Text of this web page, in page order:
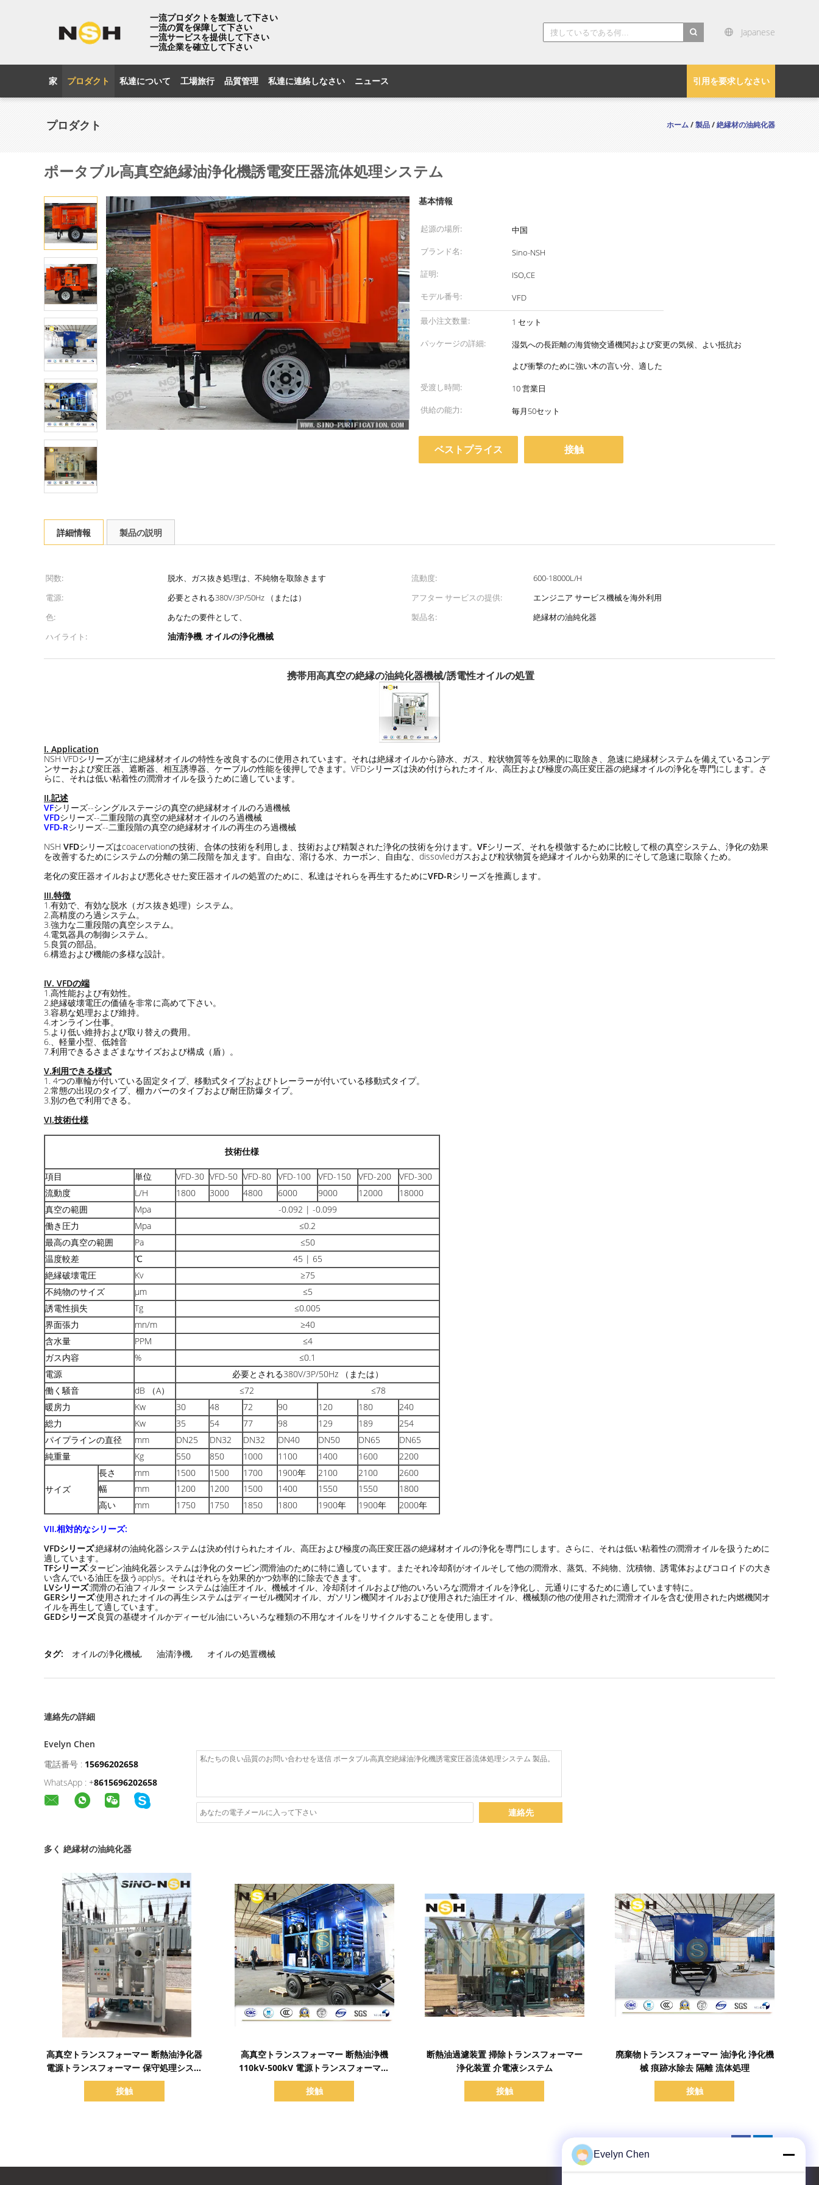
一流プロダクトを製造して下さい
一流の質を保障して下さい
一流サービスを提供して下さい
一流企業を確立して下さい
Japanese
引用を要求しなさい
家 プロダクト 私達について 工場旅行 品質管理 私達に連絡しなさい ニュース
プロダクト ホーム/製品/絶縁材の油純化器
ポータブル高真空絶縁油浄化機誘電変圧器流体処理システム
基本情報
起源の場所:
中国
ブランド名:
Sino-NSH
証明:
ISO,CE
モデル番号:
VFD
最小注文数量:
1 セット
パッケージの詳細:
湿気への長距離の海貨物交通機関および変更の気候、よい抵抗お
よび衝撃のために強い木の言い分、適した
受渡し時間:
10 営業日
供給の能力:
毎月50セット
ベストプライス 接触
詳細情報 製品の説明
関数: 脱水、ガス抜き処理は、不純物を取除きます 流動度:
600-18000L/H
電源:
必要とされる380V/3P/50Hz （または） アフター サービスの提供:
エンジニア サービス機械を海外利用
色:
あなたの要件として、 製品名:
絶縁材の油純化器
ハイライト:
油清浄機, オイルの浄化機械
携帯用高真空の絶縁の油純化器機械/誘電性オイルの処置
I. Application
NSH VFDシリーズが主に絶縁材オイルの特性を改良するのに使用されています。それは絶縁オイルから跡水、ガス、粒状物質等を効果的に取除き、急速に絶縁材システムを備えているコンデ
ンサーおよび変圧器、遮断器、相互誘導器、ケーブルの性能を後押しできます。VFDシリーズは決め付けられたオイル、高圧および極度の高圧変圧器の絶縁オイルの浄化を専門にします。さ
らに、それは低い粘着性の潤滑オイルを扱うために適しています。
II.記述
VFシリーズ--シングルステージの真空の絶縁材オイルのろ過機械
VFDシリーズ--二重段階の真空の絶縁材オイルのろ過機械
VFD-Rシリーズ--二重段階の真空の絶縁材オイルの再生のろ過機械
NSH VFDシリーズはcoacervationの技術、合体の技術を利用しま、技術および精製された浄化の技術を分けます。 VFシリーズ、それを模倣するために比較して根の真空システム、浄化の効果
を改善するためにシステムの分離の第二段階を加えます。自由な、溶ける水、カーボン、自由な、dissovledガスおよび粒状物質を絶縁オイルから効果的にそして急速に取除くため。
老化の変圧器オイルおよび悪化させた変圧器オイルの処置のために、私達はそれらを再生するためにVFD-Rシリーズを推薦します。
III.特徴
1.有効で、有効な脱水（ガス抜き処理）システム。
2.高精度のろ過システム。
3.強力な二重段階の真空システム。
4.電気器具の制御システム。
5.良質の部品。
6.構造および機能の多様な設計。
IV. VFDの端
1.高性能および有効性。
2.絶縁破壊電圧の価値を非常に高めて下さい。
3.容易な処理および維持。
4.オンライン仕事。
5.より低い維持および取り替えの費用。
6.、軽量小型、低雑音
7.利用できるさまざまなサイズおよび構成（盾）。
V.利用できる様式
1. 4つの車輪が付いている固定タイプ、移動式タイプおよびトレーラーが付いている移動式タイプ。
2.常態の出現のタイプ、棚カバーのタイプおよび耐圧防爆タイプ。
3.別の色で利用できる。
VI.技術仕様
技術仕様
項目 単位 VFD-30 VFD-50 VFD-80 VFD-100 VFD-150 VFD-200
VFD-300
流動度
L/H 1800 3000 4800 6000 9000 12000
18000
真空の範囲
Mpa
-0.092 | -0.099
働き圧力
Mpa
≤0.2
最高の真空の範囲
Pa
≤50
温度較差
℃
45 | 65
絶縁破壊電圧
Kv
≥75
不純物のサイズ
μm
≤5
誘電性損失
Tg
≤0.005
界面張力
mn/m
≥40
含水量
PPM
≤4
ガス内容
%
≤0.1
電源
必要とされる380V/3P/50Hz （または）
働く騒音
dB （A） ≤72
≤78
暖房力
Kw 30 48 72 90 120 180
240
総力
Kw 35 54 77 98 129 189
254
パイプラインの直径
mm DN25 DN32 DN32 DN40 DN50 DN65
DN65
純重量
Kg 550 850 1000 1100 1400 1600 2200
サイズ
長さ mm 1500 1500 1700 1900年 2100 2100
2600
幅
mm 1200 1200 1500 1400 1550 1550
1800
高い
mm 1750 1750 1850 1800 1900年 1900年 2000年
VII.相対的なシリーズ:
VFDシリーズ:絶縁材の油純化器システムは決め付けられたオイル、高圧および極度の高圧変圧器の絶縁材オイルの浄化を専門にします。さらに、それは低い粘着性の潤滑オイルを扱うために
適しています。
TFシリーズ:タービン油純化器システムは浄化のタービン潤滑油のために特に適しています。またそれ冷却剤がオイルそして他の潤滑水、蒸気、不純物、沈積物、誘電体およびコロイドの大き
い含んでいる油圧を扱うapplys。それはそれらを効果的かつ効率的に除去できます。
LVシリーズ:潤滑の石油フィルター システムは油圧オイル、機械オイル、冷却剤オイルおよび他のいろいろな潤滑オイルを浄化し、元通りにするために適しています特に。
GERシリーズ:使用されたオイルの再生システムはディーゼル機関オイル、ガソリン機関オイルおよび使用された油圧オイル、機械類の他の使用された潤滑オイルを含む使用された内燃機関オ
イルを再生して適しています。
GEDシリーズ:良質の基礎オイルかディーゼル油にいろいろな種類の不用なオイルをリサイクルすることを使用します。
タグ: オイルの浄化機械, 油清浄機, オイルの処置機械
連絡先の詳細
Evelyn Chen
電話番号 : 15696202658
WhatsApp : +8615696202658
連絡先
多く 絶縁材の油純化器
高真空トランスフォーマー 断熱油浄化器
電源トランスフォーマー 保守処理システ
ム
接触
高真空トランスフォーマー 断熱油浄機
110kV-500kV 電源トランスフォーマー
メンテナンスシステム
接触
断熱油過濾装置 掃除トランスフォーマー
浄化装置 介電液システム
接触
廃棄物トランスフォーマー 油浄化 浄化機
械 痕跡水除去 隔離 流体処理
接触
Evelyn Chen